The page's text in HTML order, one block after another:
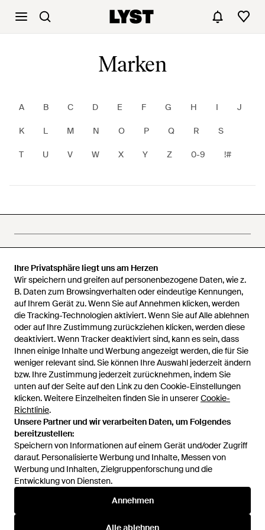
Ihre Privatsphäre liegt uns am Herzen
Wir speichern und greifen auf personenbezogene Daten, wie z.
B. Daten zum Browsingverhalten oder eindeutige Kennungen,
auf Ihrem Gerät zu. Wenn Sie auf Annehmen klicken, werden
die Tracking-Technologien aktiviert. Wenn Sie auf Alle ablehnen
oder auf Ihre Zustimmung zurückziehen klicken, werden diese
deaktiviert. Wenn Tracker deaktiviert sind, kann es sein, dass
Ihnen einige Inhalte und Werbung angezeigt werden, die für Sie
weniger relevant sind. Sie können Ihre Auswahl jederzeit ändern
bzw. Ihre Zustimmung jederzeit zurücknehmen, indem Sie
unten auf der Seite auf den Link zu den Cookie-Einstellungen
klicken. Weitere Einzelheiten finden Sie in unsererCookie-
Richtlinie.
Unsere Partner und wir verarbeiten Daten, um Folgendes
bereitzustellen:
Speichern von Informationen auf einem Gerät und/oder Zugriff
darauf. Personalisierte Werbung und Inhalte, Messen von
Werbung und Inhalten, Zielgruppenforschung und die
Entwicklung von Diensten.
Annehmen
Alle ablehnen
Marken
A B C D E F G H I J
K L M N O P Q R S
T U V W X Y Z 0-9 !#
Hilfe und Informationen